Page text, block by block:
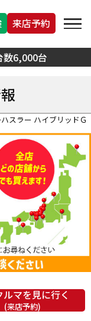
数6,000台
来店予約
ハスラー ハイブリッドＧ
ルマを見に行く
(来店予約)